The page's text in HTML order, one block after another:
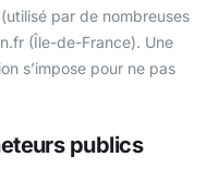
par de nombreuses
(Île-de-France). Une
s’impose pour ne pas
publics